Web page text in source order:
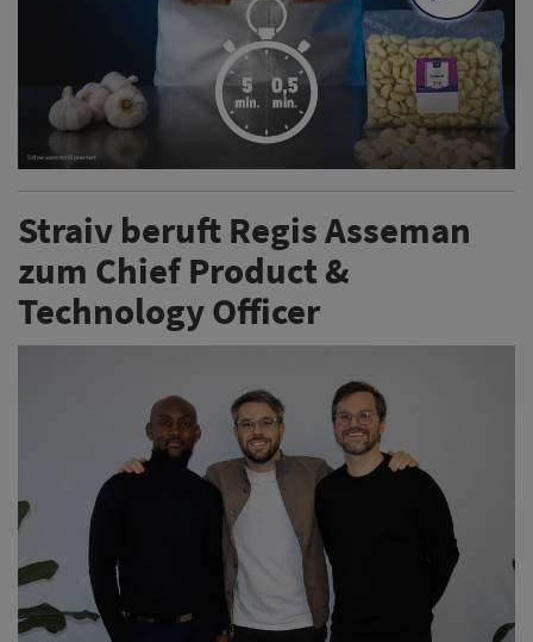
Straiv beruft Regis Asseman
zum Chief Product &
Technology Officer